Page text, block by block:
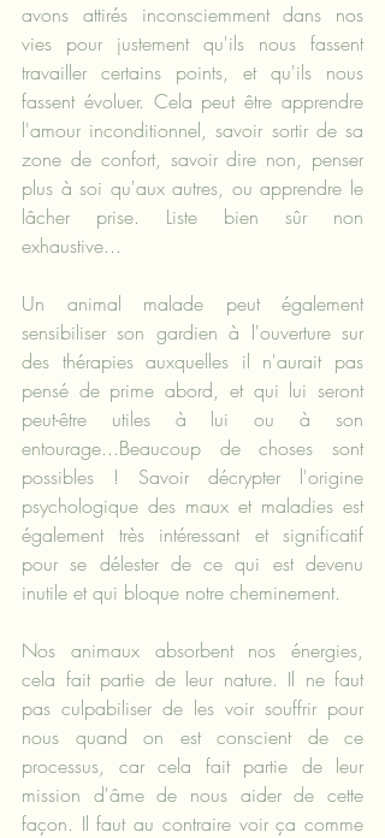
avons attirés inconsciemment dans nos
vies pour justement qu'ils nous fassent
travailler certains points, et qu'ils nous
fassent évoluer. Cela peut être apprendre
l'amour inconditionnel, savoir sortir de sa
zone de confort, savoir dire non, penser
plus à soi qu'aux autres, ou apprendre le
lâcher prise. Liste bien sûr non
exhaustive...
Un animal malade peut également
sensibiliser son gardien à l'ouverture sur
des thérapies auxquelles il n'aurait pas
pensé de prime abord, et qui lui seront
peut-être utiles à lui ou à son
entourage...Beaucoup de choses sont
possibles ! Savoir décrypter l'origine
psychologique des maux et maladies est
également très intéressant et significatif
pour se délester de ce qui est devenu
inutile et qui bloque notre cheminement.
Nos animaux absorbent nos énergies,
cela fait partie de leur nature. Il ne faut
pas culpabiliser de les voir souffrir pour
nous quand on est conscient de ce
processus, car cela fait partie de leur
mission d'âme de nous aider de cette
façon. Il faut au contraire voir ça comme